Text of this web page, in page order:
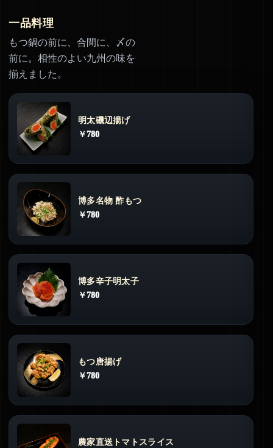
一品料理
もつ鍋の前に、合間に、〆の
前に。相性のよい九州の味を
揃えました。
明太磯辺揚げ
￥780
博多名物 酢もつ
￥780
博多辛子明太子
￥780
もつ唐揚げ
￥780
農家直送トマトスライス